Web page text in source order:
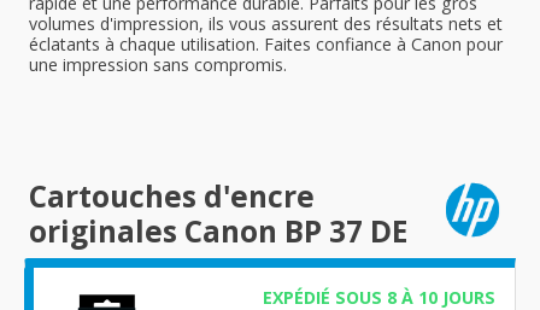
volumes d'impression, ils vous assurent des résultats nets et
éclatants à chaque utilisation. Faites confiance à Canon pour
une impression sans compromis.
Cartouches d'encre
originales Canon BP 37 DE
EXPÉDIÉ SOUS 8 À 10 JOURS